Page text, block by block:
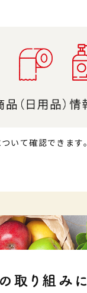
いて確認できます。